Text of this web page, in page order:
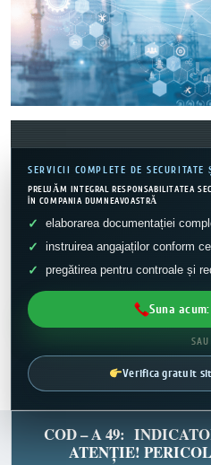
SERVICII COMPLETE DE
PRELUĂM INTEGRAL RESPONSABILITATEA
ÎN COMPANIA DUMNEAVOASTRĂ
elaborarea documentației
instruirea angajaților conform
pregătirea pentru controale și
Suna
SAU
Verifica gratuit
COD – A 49:
ATENȚIE!